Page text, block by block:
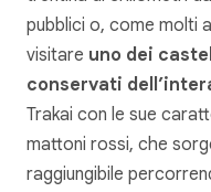
pubblici o, come molti
visitare uno dei
conservati
Trakai con le sue
mattoni rossi, che
raggiungibile